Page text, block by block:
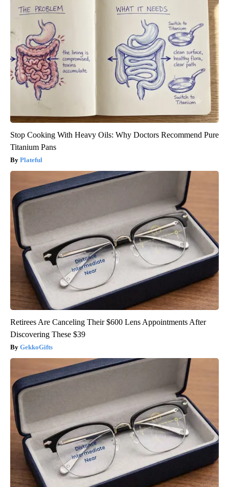
Stop Cooking With Heavy Oils: Why Doctors Recommend Pure
Titanium Pans
Plateful
Retirees Are Canceling Their $600 Lens Appointments After
Discovering These $39
GekkoGifts